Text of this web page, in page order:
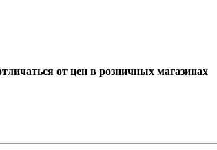
от цен в розничных магазинах